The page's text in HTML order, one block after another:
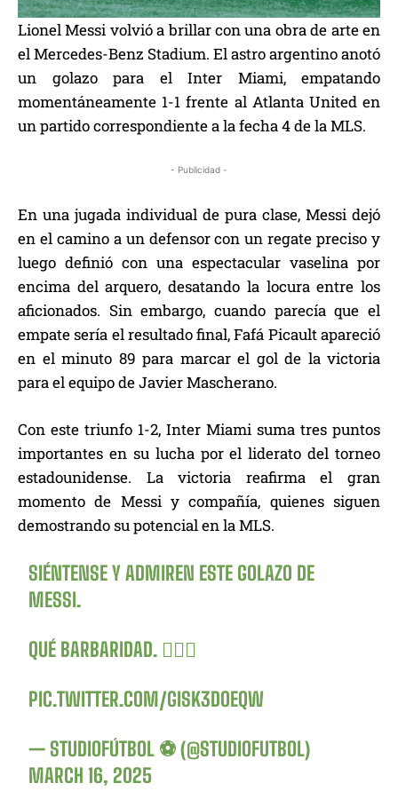
Lionel Messi volvió a brillar con una obra de arte en
el Mercedes-Benz Stadium. El astro argentino anotó
un golazo para el Inter Miami, empatando
momentáneamente 1-1 frente al Atlanta United en
un partido correspondiente a la fecha 4 de la MLS.
- Publicidad -
En una jugada individual de pura clase, Messi dejó
en el camino a un defensor con un regate preciso y
luego definió con una espectacular vaselina por
encima del arquero, desatando la locura entre los
aficionados. Sin embargo, cuando parecía que el
empate sería el resultado final, Fafá Picault apareció
en el minuto 89 para marcar el gol de la victoria
para el equipo de Javier Mascherano.
Con este triunfo 1-2, Inter Miami suma tres puntos
importantes en su lucha por el liderato del torneo
estadounidense. La victoria reafirma el gran
momento de Messi y compañía, quienes siguen
demostrando su potencial en la MLS.
SIÉNTENSE Y ADMIREN ESTE GOLAZO DE
MESSI.
QUÉ BARBARIDAD. 😮‍💨🐐
PIC.TWITTER.COM/GISK3DOEQW
— STUDIOFÚTBOL ⚽ (@STUDIOFUTBOL)
MARCH 16, 2025